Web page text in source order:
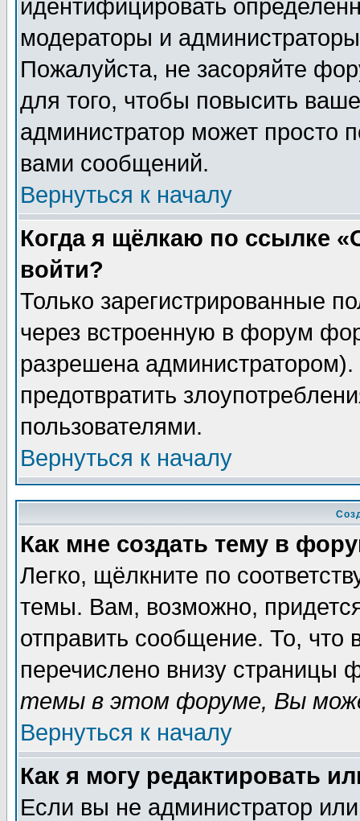
идентифицировать
модераторы и
Пожалуйста, не засоряйте
для того, чтобы повысить
администратор может просто
вами сообщений.
Вернуться к началу
Когда я щёлкаю по ссылке
войти?
Только зарегистрированные
через встроенную в форум
разрешена
предотвратить
пользователями.
Вернуться к началу
Как мне создать тему в
Легко, щёлкните по
темы. Вам, возможно,
отправить сообщение. То,
перечислено внизу страницы
темы в этом форуме, Вы
Вернуться к началу
Как я могу редактировать
Если вы не администратор